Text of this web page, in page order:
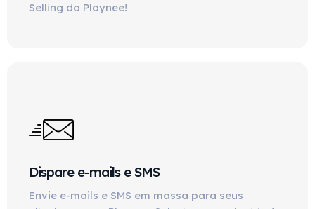
Selling do Playnee!
Dispare e-mails e SMS
Envie e-mails e SMS em massa para seus